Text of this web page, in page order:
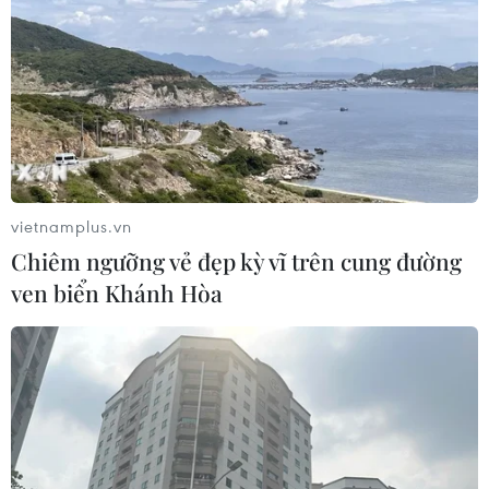
hóa Đối tác Chiến lược Toàn diện
Tăng cường
05/08/2026 13:30
Hơn 100 người thiệt mạng trong mùa
mưa khốc liệt ở Ấn Độ
Trung Quốc phóng thành công hai
vệ tinh siêu phổ Đông Phương Huệ
Nhãn
05/08/2026 07:16
Trung Quốc: Cảnh sát Hong Kong,
vietnamplus.vn
Chiêm ngưỡng vẻ đẹp kỳ vĩ trên cung đường
ven biển Khánh Hòa